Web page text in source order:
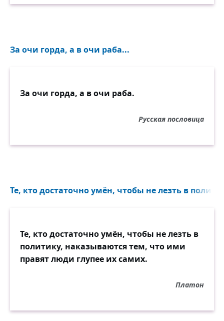
Свалить свою вину.
Он всех боится — и друзей,
Когда не надо — он упрям,
О раб, который стал царём,
За очи горда, а в очи раба...
За очи горда, а в очи раба.
Русская пословица
Те, кто достаточно умён, чтобы не лезть в
Те, кто достаточно умён, чтобы не лезть в
политику, наказываются тем, что ими
правят люди глупее их самих.
Платон